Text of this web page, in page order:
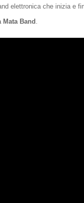
elettronica che inizia e
Mata Band .